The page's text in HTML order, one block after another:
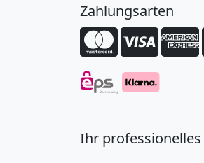
Zahlungsarten
Ihr professionelles